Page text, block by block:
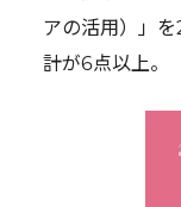
アの活用）」
計が6点以上。